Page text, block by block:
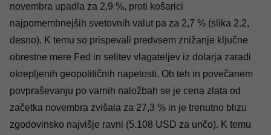
novembra upadla za 2,9 %, proti košarici
najpomembnejših svetovnih valut pa za 2,7 % (slika 2.2,
desno). K temu so prispevali predvsem znižanje ključne
obrestne mere Fed in selitev vlagateljev iz dolarja zaradi
okrepljenih geopolitičnih napetosti. Ob teh in povečanem
povpraševanju po varnih naložbah se je cena zlata od
začetka novembra zvišala za 27,3 % in je trenutno blizu
zgodovinsko najvišje ravni (5.108 USD za unčo). K temu